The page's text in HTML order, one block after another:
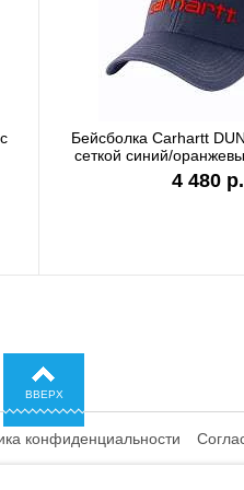
Бейсболка Carhartt
сеткой синий/
4 480 р.
ВВЕРХ
конфиденциальности